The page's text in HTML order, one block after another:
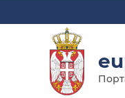
LinkedinInstagram